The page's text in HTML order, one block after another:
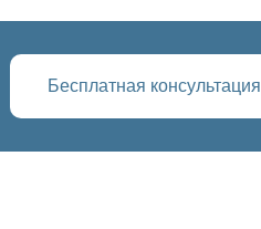
Бесплатная консультация